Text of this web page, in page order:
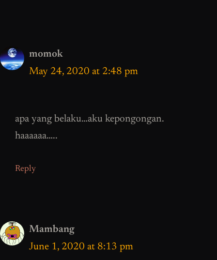
momok
May 24, 2020 at 2:48 pm
apa yang belaku…aku kepongongan.
haaaaaa…..
Reply
Mambang
June 1, 2020 at 8:13 pm